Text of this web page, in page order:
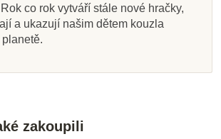
co rok vytváří stále nové hračky,
a ukazují našim dětem kouzla
zakoupili